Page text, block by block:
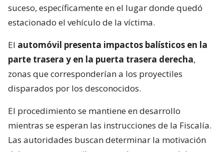
suceso, específicamente en el lugar donde quedó
estacionado el vehículo de la víctima.
El automóvil presenta impactos balísticos en la
parte trasera y en la puerta trasera derecha,
zonas que corresponderían a los proyectiles
disparados por los desconocidos.
El procedimiento se mantiene en desarrollo
mientras se esperan las instrucciones de la Fiscalía.
Las autoridades buscan determinar la motivación